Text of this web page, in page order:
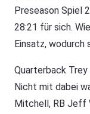
Preseason Spiel
28:21 für sich.
Einsatz, wodurch
Quarterback
Nicht mit dabei
Mitchell, RB Jeff